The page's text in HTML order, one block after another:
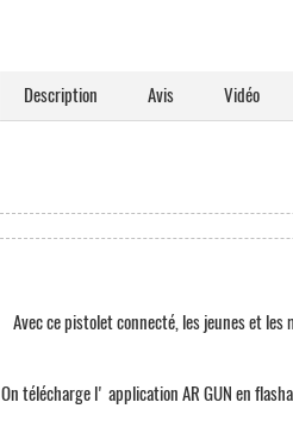
Description Avis Vidéo
Avec ce pistolet connecté, les jeunes et
On télécharge l' application AR GUN en